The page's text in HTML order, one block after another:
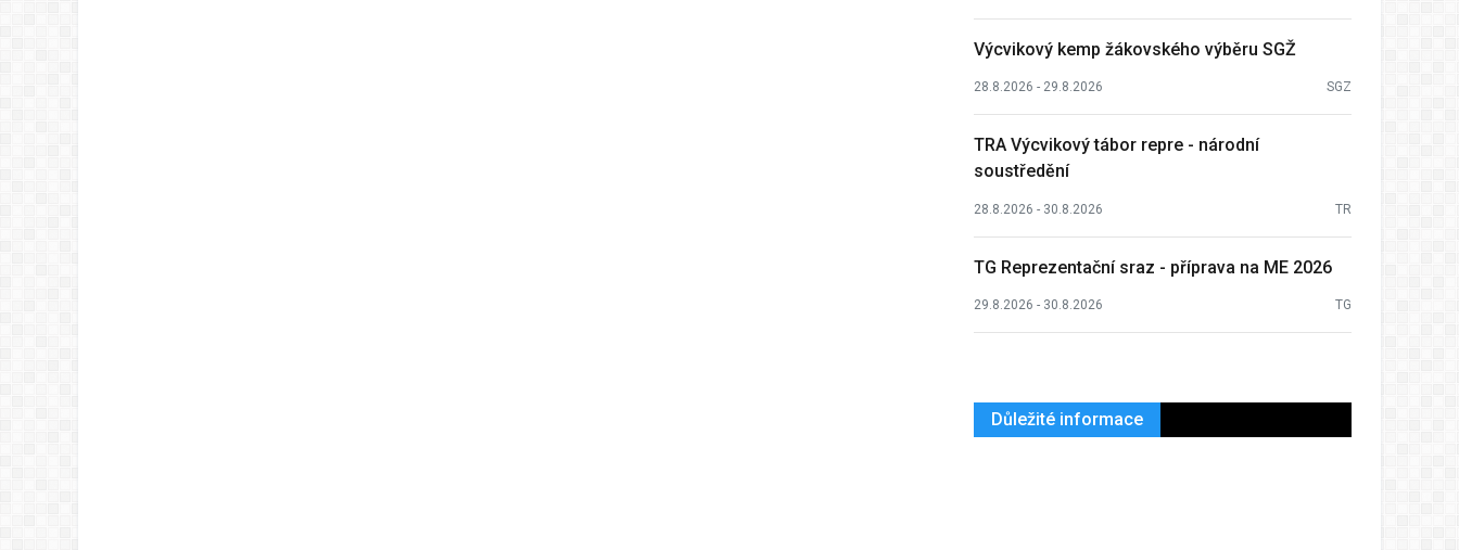
Výcvikový kemp žákovského výběru SGŽ
28.8.2026 - 29.8.2026 SGZ
TRA Výcvikový tábor repre - národní
soustředění
28.8.2026 - 30.8.2026 TR
TG Reprezentační sraz - příprava na ME 2026
29.8.2026 - 30.8.2026 TG
Důležité informace